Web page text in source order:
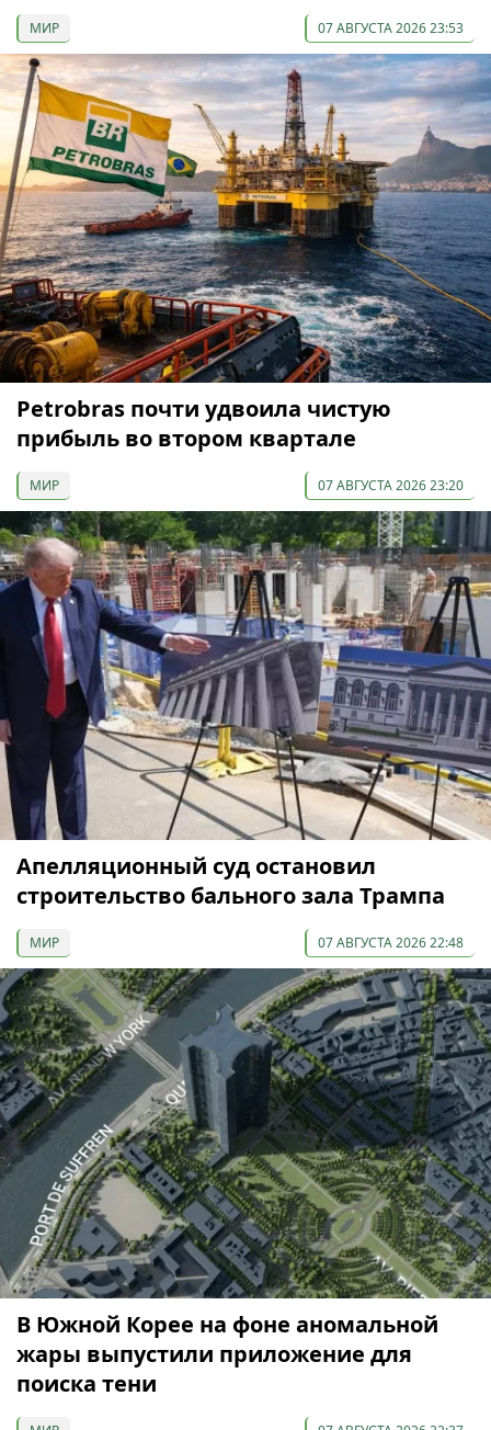
МИР 07 АВГУСТА 2026 23:53
Petrobras почти удвоила чистую
прибыль во втором квартале
МИР 07 АВГУСТА 2026 23:20
Апелляционный суд остановил
строительство бального зала Трампа
МИР 07 АВГУСТА 2026 22:48
В Южной Корее на фоне аномальной
жары выпустили приложение для
поиска тени